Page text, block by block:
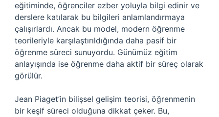
eğitiminde, öğrenciler ezber yoluyla bilgi edinir ve
derslere katılarak bu bilgileri anlamlandırmaya
çalışırlardı. Ancak bu model, modern öğrenme
teorileriyle karşılaştırıldığında daha pasif bir
öğrenme süreci sunuyordu. Günümüz eğitim
anlayışında ise öğrenme daha aktif bir süreç olarak
görülür.
Jean Piaget’in bilişsel gelişim teorisi, öğrenmenin
bir keşif süreci olduğuna dikkat çeker. Bu,